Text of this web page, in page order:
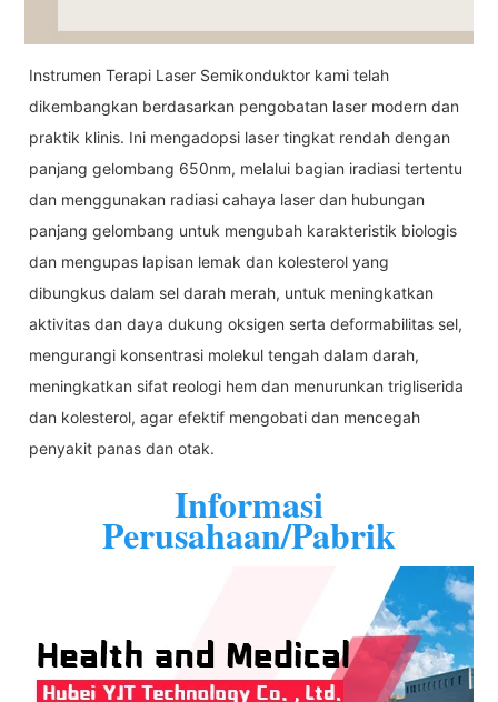
Instrumen Terapi Laser Semikonduktor kami telah
dikembangkan berdasarkan pengobatan laser modern dan
praktik klinis. Ini mengadopsi laser tingkat rendah dengan
panjang gelombang 650nm, melalui bagian iradiasi tertentu
dan menggunakan radiasi cahaya laser dan hubungan
panjang gelombang untuk mengubah karakteristik biologis
dan mengupas lapisan lemak dan kolesterol yang
dibungkus dalam sel darah merah, untuk meningkatkan
aktivitas dan daya dukung oksigen serta deformabilitas sel,
mengurangi konsentrasi molekul tengah dalam darah,
meningkatkan sifat reologi hem dan menurunkan trigliserida
dan kolesterol, agar efektif mengobati dan mencegah
penyakit panas dan otak.
Informasi
Perusahaan/Pabrik